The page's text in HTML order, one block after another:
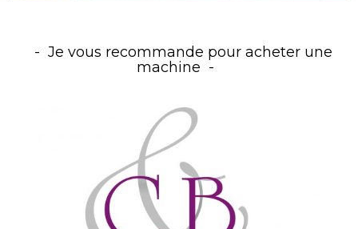
Je vous recommande pour acheter une
machine